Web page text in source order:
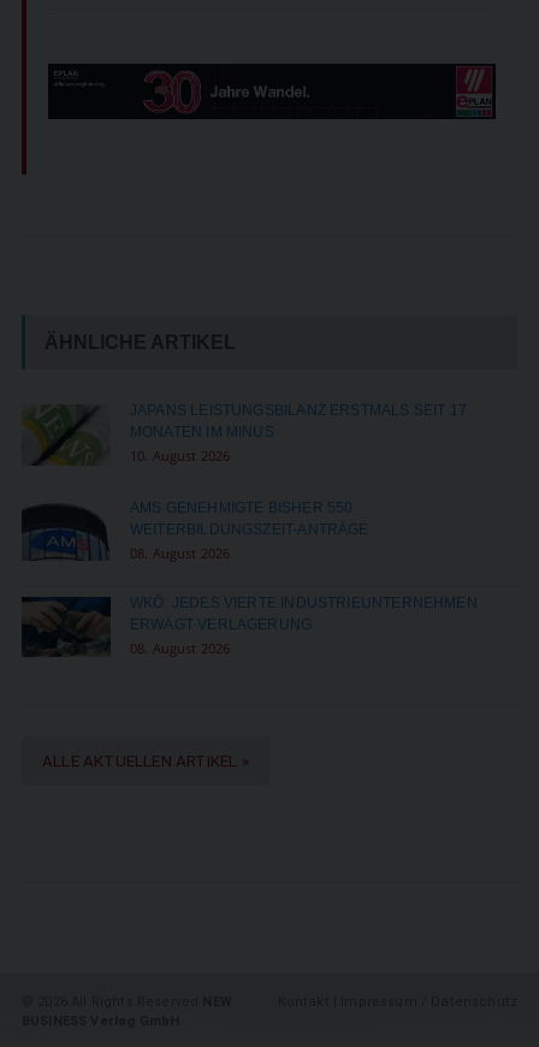
ÄHNLICHE ARTIKEL
JAPANS LEISTUNGSBILANZ ERSTMALS SEIT 17
MONATEN IM MINUS
10. August 2026
AMS GENEHMIGTE BISHER 550
WEITERBILDUNGSZEIT-ANTRÄGE
08. August 2026
WKÖ: JEDES VIERTE INDUSTRIEUNTERNEHMEN
ERWÄGT VERLAGERUNG
08. August 2026
ALLE AKTUELLEN ARTIKEL »